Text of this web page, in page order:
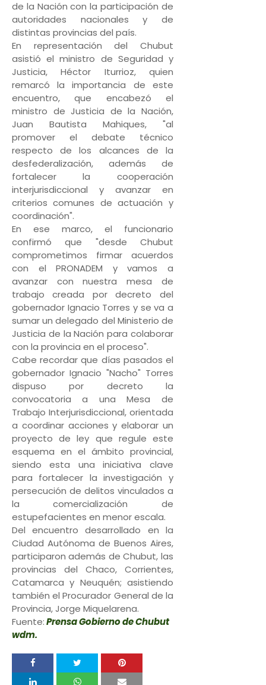
de la Nación con la participación de
autoridades nacionales y de
distintas provincias del país.
En representación del Chubut
asistió el ministro de Seguridad y
Justicia, Héctor Iturrioz, quien
remarcó la importancia de este
encuentro, que encabezó el
ministro de Justicia de la Nación,
Juan Bautista Mahiques, "al
promover el debate técnico
respecto de los alcances de la
desfederalización, además de
fortalecer la cooperación
interjurisdiccional y avanzar en
criterios comunes de actuación y
coordinación".
En ese marco, el funcionario
confirmó que "desde Chubut
comprometimos firmar acuerdos
con el PRONADEM y vamos a
avanzar con nuestra mesa de
trabajo creada por decreto del
gobernador Ignacio Torres y se va a
sumar un delegado del Ministerio de
Justicia de la Nación para colaborar
con la provincia en el proceso".
Cabe recordar que días pasados el
gobernador Ignacio "Nacho" Torres
dispuso por decreto la
convocatoria a una Mesa de
Trabajo Interjurisdiccional, orientada
a coordinar acciones y elaborar un
proyecto de ley que regule este
esquema en el ámbito provincial,
siendo esta una iniciativa clave
para fortalecer la investigación y
persecución de delitos vinculados a
la comercialización de
estupefacientes en menor escala.
Del encuentro desarrollado en la
Ciudad Autónoma de Buenos Aires,
participaron además de Chubut, las
provincias del Chaco, Corrientes,
Catamarca y Neuquén; asistiendo
también el Procurador General de la
Provincia, Jorge Miquelarena.
Fuente:Prensa Gobierno de Chubut
wdm.